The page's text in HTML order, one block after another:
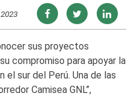
sus proyectos
compromiso para apoyar la
el sur del Perú. Una de las
Camisea GNL”,